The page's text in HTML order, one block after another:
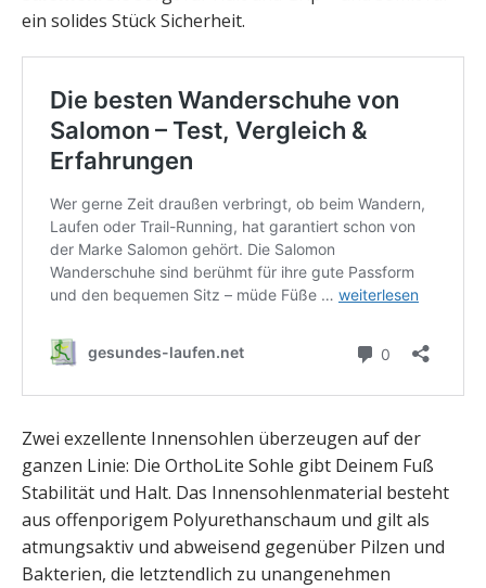
ein solides Stück Sicherheit.
Zwei exzellente Innensohlen überzeugen auf der
ganzen Linie: Die OrthoLite Sohle gibt Deinem Fuß
Stabilität und Halt. Das Innensohlenmaterial besteht
aus offenporigem Polyurethanschaum und gilt als
atmungsaktiv und abweisend gegenüber Pilzen und
Bakterien, die letztendlich zu unangenehmen